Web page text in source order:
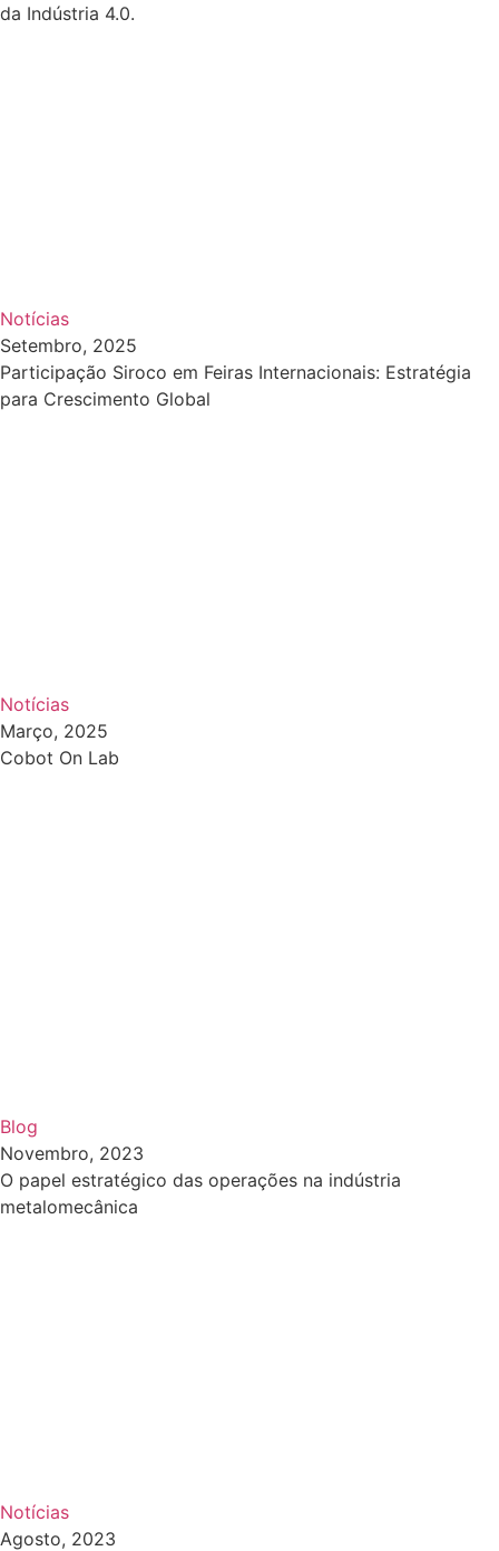
da Indústria 4.0.
Notícias
Setembro, 2025
Participação Siroco em Feiras Internacionais: Estratégia
para Crescimento Global
Notícias
Março, 2025
Cobot On Lab
Blog
Novembro, 2023
O papel estratégico das operações na indústria
metalomecânica
Notícias
Agosto, 2023